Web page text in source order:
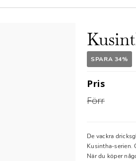
SPARA 34%
Pris
Förr
De vackra
Kusintha-serien.
När du köper